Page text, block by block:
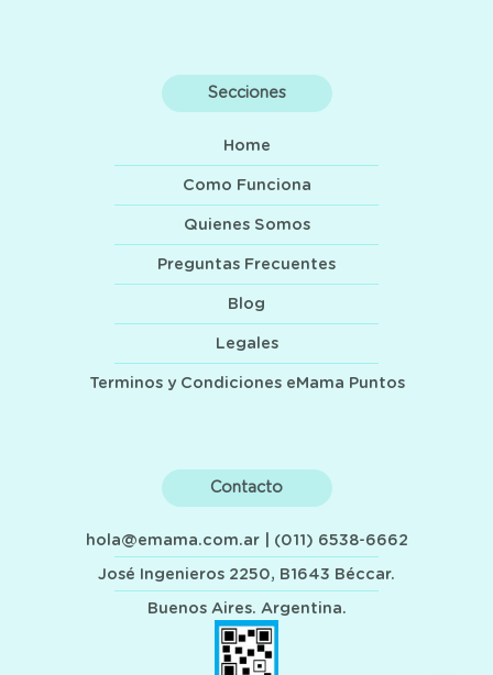
Secciones
Home
Como Funciona
Quienes Somos
Preguntas Frecuentes
Blog
Legales
Terminos y Condiciones eMama Puntos
Contacto
hola@emama.com.ar| (011) 6538-6662
José Ingenieros 2250, B1643 Béccar.
Buenos Aires. Argentina.